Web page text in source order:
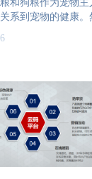
和狗粮作为宠物主
系到宠物的健康。
购买决策，也阻碍